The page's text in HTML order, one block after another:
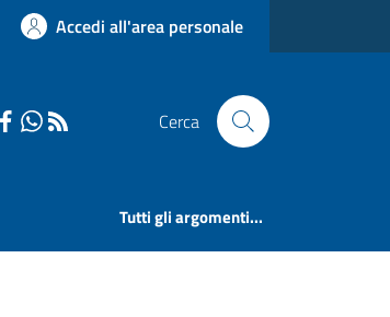
Accedi all'area personale
Cerca
Tutti gli argomenti...